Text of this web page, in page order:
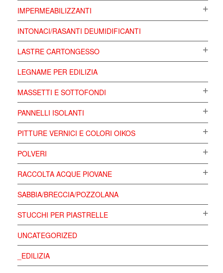
IMPERMEABILIZZANTI
INTONACI/RASANTI DEUMIDIFICANTI
LASTRE CARTONGESSO
LEGNAME PER EDILIZIA
MASSETTI E SOTTOFONDI
PANNELLI ISOLANTI
PITTURE VERNICI E COLORI OIKOS
POLVERI
RACCOLTA ACQUE PIOVANE
SABBIA/BRECCIA/POZZOLANA
STUCCHI PER PIASTRELLE
UNCATEGORIZED
_EDILIZIA